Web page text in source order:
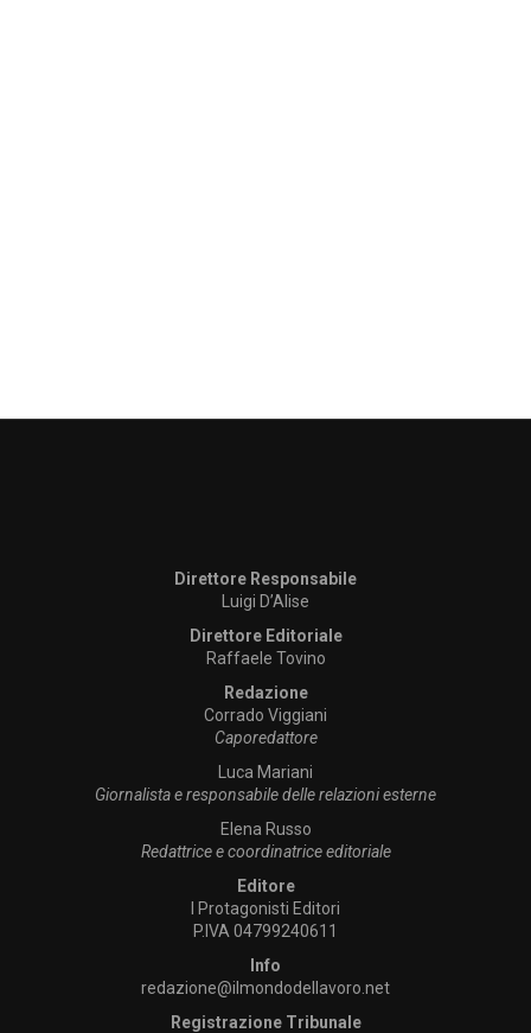
Direttore Responsabile
Luigi D’Alise
Direttore Editoriale
Raffaele Tovino
Redazione
Corrado Viggiani
Caporedattore
Luca Mariani
Giornalista e responsabile delle relazioni esterne
Elena Russo
Redattrice e coordinatrice editoriale
Editore
I Protagonisti Editori
P.IVA 04799240611
Info
redazione@ilmondodellavoro.net
Registrazione Tribunale